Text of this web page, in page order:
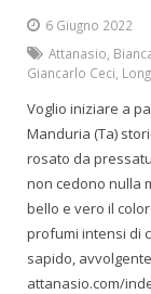
6 Giugno 2022
Attanasio
Giancarlo Ceci
Voglio iniziare a
Manduria (Ta)
rosato da
non cedono nulla
bello e vero il
profumi intensi di
sapido,
attanasio.com/